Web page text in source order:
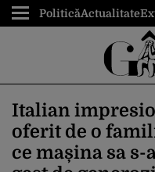
PoliticăActualitate
Italian
oferit de o
ce mașina sa